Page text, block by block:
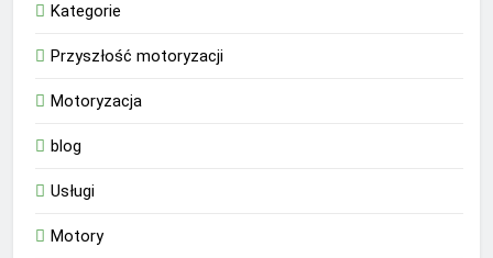
Kategorie
Przyszłość motoryzacji
Motoryzacja
blog
Usługi
Motory